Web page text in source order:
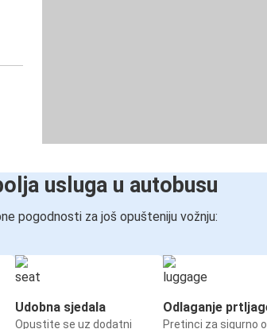
usluga u autobusu
pogodnosti za još opušteniju vožnju:
Udobna sjedala
Opustite se uz dodatni
Odlaganje
Pretinci za sigurno